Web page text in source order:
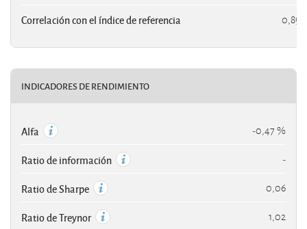
Correlación con el índice de referencia 0,89
INDICADORES DE RENDIMIENTO
Alfa -0,47 %
Ratio de información -
Ratio de Sharpe 0,06
Ratio de Treynor 1,02